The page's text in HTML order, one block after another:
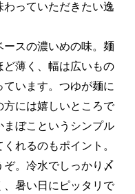
っていただきたい逸
スの濃いめの味。麺
薄く、幅は広いもの
います。つゆが麺に
方には嬉しいところで
ぼこというシンプル
れるのもポイント。
。冷水でしっかり〆
、暑い日にピッタリで